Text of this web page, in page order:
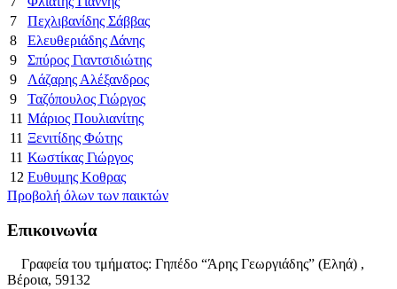
7
Πεχλιβανίδης Σάββας
8
Ελευθεριάδης Δάνης
9
Σπύρος Γιαντσιδιώτης
9
Λάζαρης Αλέξανδρος
9
Ταζόπουλος Γιώργος
11 Μάριος Πουλιανίτης
11 Ξενιτίδης Φώτης
11 Κωστίκας Γιώργος
12 Ευθυμης Κοθρας
Προβολή όλων των παικτών
Επικοινωνία
Γραφεία του τμήματος: Γηπέδο “Άρης Γεωργιάδης” (Εληά) ,
Βέροια, 59132